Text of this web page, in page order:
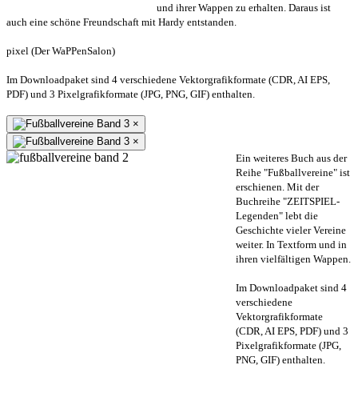
und ihrer Wappen zu erhalten. Daraus ist
auch eine schöne Freundschaft mit Hardy entstanden.
pixel (Der WaPPenSalon)
Im Downloadpaket sind 4 verschiedene Vektorgrafikformate (CDR, AI EPS,
PDF) und 3 Pixelgrafikformate (JPG, PNG, GIF) enthalten.
×
×
Ein weiteres Buch aus der
Reihe "Fußballvereine" ist
erschienen. Mit der
Buchreihe "ZEITSPIEL-
Legenden" lebt die
Geschichte vieler Vereine
weiter. In Textform und in
ihren vielfältigen Wappen.
Im Downloadpaket sind 4
verschiedene
Vektorgrafikformate
(CDR, AI EPS, PDF) und 3
Pixelgrafikformate (JPG,
PNG, GIF) enthalten.